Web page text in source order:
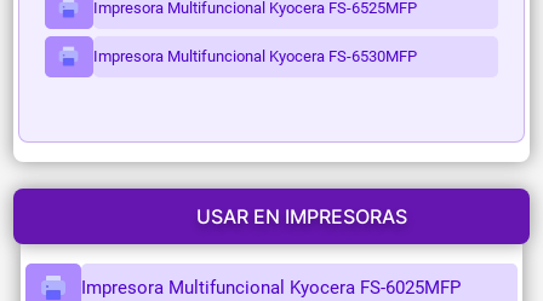
Impresora Multifuncional Kyocera FS-6525MFP
Impresora Multifuncional Kyocera FS-6530MFP
USAR EN IMPRESORAS
Impresora Multifuncional Kyocera FS-6025MFP